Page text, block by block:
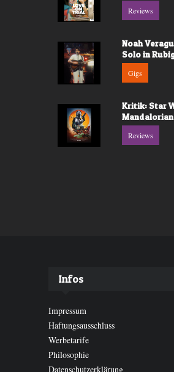
Reviews
Noah
Solo in
Gigs
Kritik: Star
Reviews
Infos
Impressum
Haftungsausschluss
Werbetarife
Philosophie
Datenschutzerklärung